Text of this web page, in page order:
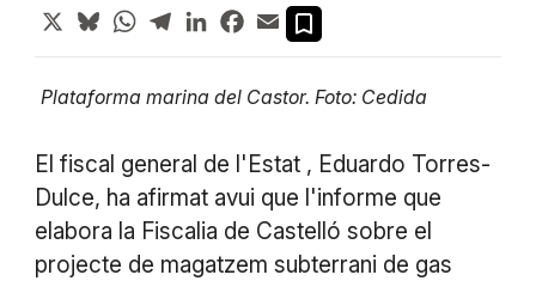
X BlueskyWhatsApp
TelegramLinkedInFacebook
Email
Plataforma marina del Castor. Foto: Cedida
El fiscal general de l'Estat , Eduardo Torres-
Dulce, ha afirmat avui que l'informe que
elabora la Fiscalia de Castelló sobre el
projecte de magatzem subterrani de gas